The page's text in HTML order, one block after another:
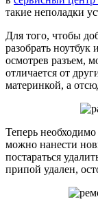
такие неполадки
Для того, чтобы
разобрать
осмотрев разъем,
отличается от
материнкой, а
Теперь
можно нанести
постараться
припой удален,